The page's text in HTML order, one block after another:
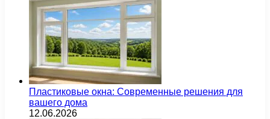
Пластиковые окна: Современные решения для
вашего дома
12.06.2026